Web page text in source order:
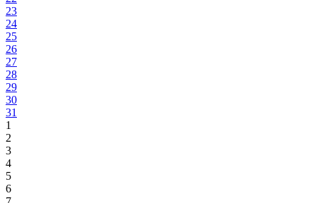
23
24
25
26
27
28
29
30
31
1
2
3
4
5
6